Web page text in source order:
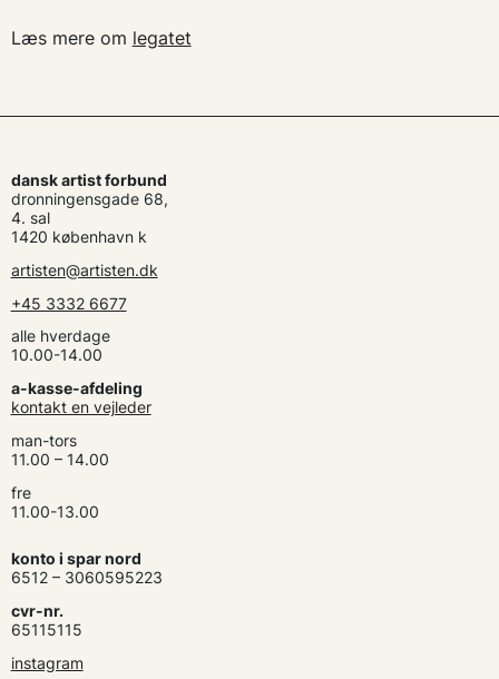
Læs mere om legatet
dansk artist forbund
dronningensgade 68,
4. sal
1420 københavn k
artisten@artisten.dk
+45 3332 6677
alle hverdage
10.00-14.00
a-kasse-afdeling
kontakt en vejleder
man-tors
11.00 – 14.00
fre
11.00-13.00
konto i spar nord
6512 – 3060595223
cvr-nr.
65115115
instagram